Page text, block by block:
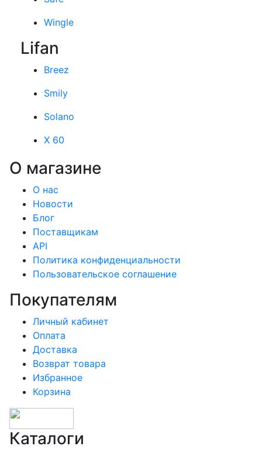
Wingle
Lifan
Breez
Smily
Solano
X 60
О магазине
О нас
Новости
Блог
Поставщикам
API
Политика конфиденциальности
Пользовательское соглашение
Покупателям
Личный кабинет
Оплата
Доставка
Возврат товара
Избранное
Корзина
Каталоги